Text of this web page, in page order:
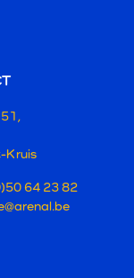
Kruis
64 23 82